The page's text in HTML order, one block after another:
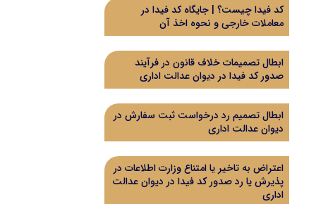
کد فیدا چیست؟ | جایگاه کد فیدا در
معاملات خارجی و نحوه اخذ آن
ابطال تصمیمات خلاف قانون در فرآیند
صدور کد فیدا در دیوان عدالت اداری
ابطال تصمیم رد درخواست ثبت سفارش در
دیوان عدالت اداری
اعتراض به تاخیر یا امتناع وزارت اطلاعات در
پذیرش یا رد صدور کد فیدا در دیوان عدالت
اداری